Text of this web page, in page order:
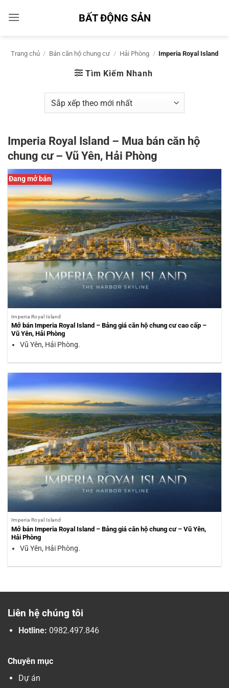
qua
BẤT ĐỘNG SẢN
Trang chủ / Bán căn hộ chung cư / Hải Phòng / Imperia Royal Island
Tìm Kiếm Nhanh
Imperia Royal Island – Mua bán căn hộ
chung cư – Vũ Yên, Hải Phòng
Đang mở bán
Imperia Royal Island
Mở bán Imperia Royal Island – Bảng giá căn hộ chung cư cao cấp –
Vũ Yên, Hải Phòng
Vũ Yên, Hải Phòng.
Imperia Royal Island
Mở bán Imperia Royal Island – Bảng giá căn hộ chung cư – Vũ Yên,
Hải Phòng
Vũ Yên, Hải Phòng.
Liên hệ chúng tôi
Hotline: 0982.497.846
Chuyên mục
Dự án